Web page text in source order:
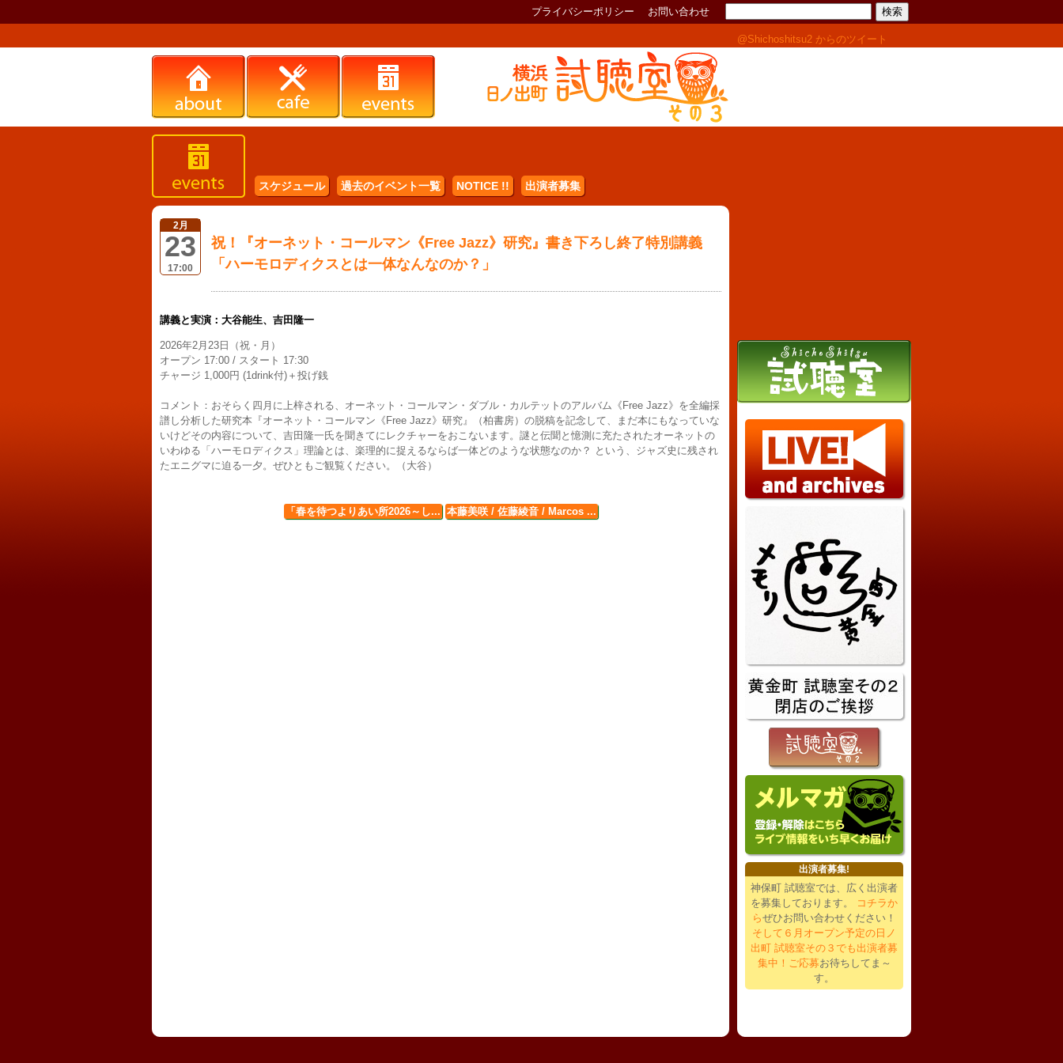
スケジュール 過去のイベント一覧 NOTICE !! 出演者募集
2月
23
17:00
祝！『オーネット・コールマン《Free Jazz》研究』書き下ろし終了特別講義
「ハーモロディクスとは一体なんなのか？」
講義と実演：大谷能生、吉田隆一
2026年2月23日（祝・月）
オープン 17:00 / スタート 17:30
チャージ 1,000円 (1drink付)＋投げ銭
コメント：おそらく四月に上梓される、オーネット・コールマン・ダブル・カルテットのアルバム《Free Jazz》を全編採
譜し分析した研究本『オーネット・コールマン《Free Jazz》研究』（柏書房）の脱稿を記念して、まだ本にもなっていな
いけどその内容について、吉田隆一氏を聞きてにレクチャーをおこないます。謎と伝聞と憶測に充たされたオーネットの
いわゆる「ハーモロディクス」理論とは、楽理的に捉えるならば一体どのような状態なのか？ という、ジャズ史に残され
たエニグマに迫る一夕。ぜひともご観覧ください。（大谷）
「春を待つよりあい所2026～し... 本藤美咲 / 佐藤綾音 / Marcos ...
出演者募集!
神保町 試聴室では、広く出演者
を募集しております。
コチラか
らぜひお問い合わせください！
そして６月オープン予定の日ノ
出町 試聴室その３でも出演者募
集中！ご応募お待ちしてま～
す。
@Shichoshitsu2 からのツイート
プライバシーポリシー お問い合わせ